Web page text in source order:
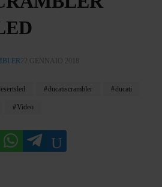
22 GENNAIO 2018
ducatiscrambler ducati
Video